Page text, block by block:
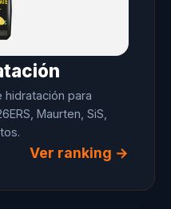
hidratación para
Maurten, SiS,
Ver ranking →